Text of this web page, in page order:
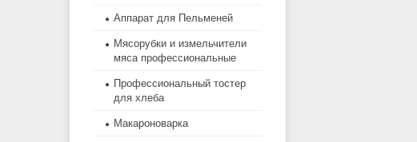
Аппарат для Пельменей
Мясорубки и измельчители
мяса профессиональные
Профессиональный тостер
для хлеба
Макароноварка